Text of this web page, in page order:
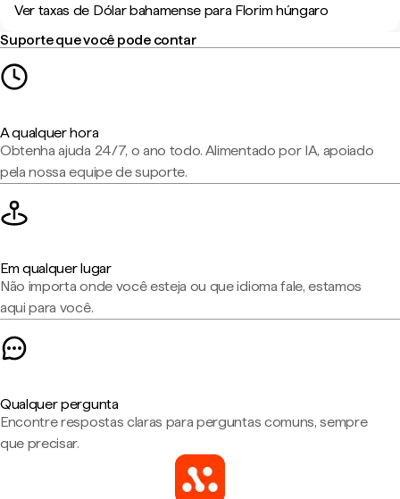
Ver taxas de Dólar bahamense para Florim húngaro
Suporte que você pode contar
A qualquer hora
Obtenha ajuda 24/7, o ano todo. Alimentado por IA, apoiado
pela nossa equipe de suporte.
Em qualquer lugar
Não importa onde você esteja ou que idioma fale, estamos
aqui para você.
Qualquer pergunta
Encontre respostas claras para perguntas comuns, sempre
que precisar.